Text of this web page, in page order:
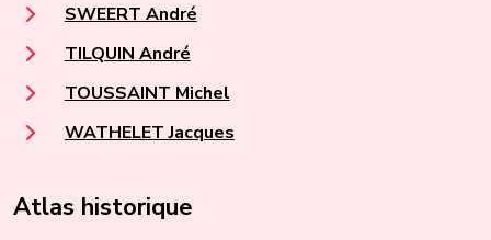
SWEERT André
TILQUIN André
TOUSSAINT Michel
WATHELET Jacques
Atlas historique